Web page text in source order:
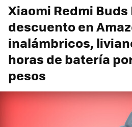
Xiaomi Redmi
descuento en
inalámbricos,
horas de batería
pesos